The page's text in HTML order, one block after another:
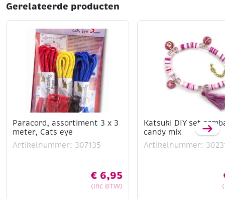
Gerelateerde producten
Paracord, assortiment 3 x 3
meter, Cats eye
Artikelnummer: 307135
€ 6,95
(Inc BTW)
Katsuki DIY set
candy mix
Artikelnummer: